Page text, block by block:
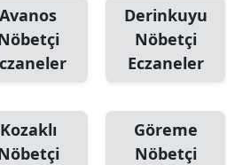
Avanos
Derinkuyu
Nöbetçi
Eczaneler
Kozaklı
Göreme
Nöbetçi